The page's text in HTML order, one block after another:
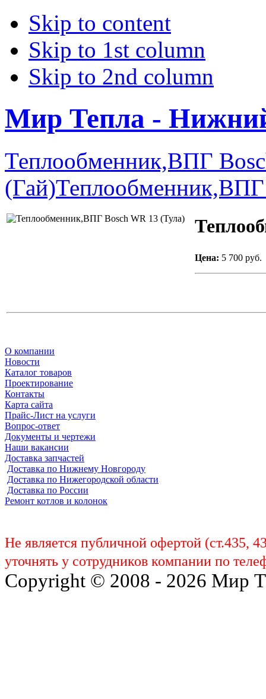
Skip to content
Skip to 1st column
Skip to 2nd column
Мир Тепла -
Теплообменник,ВПГ
(Гай)
Цена: 5 700 руб.
О компании
Новости
Каталог товаров
Проектирование
Контакты
Карта сайта
Прайс-Лист на услуги
Вопрос-ответ
Документы и чертежи
Наши вакансии
Доставка запчастей
Доставка по Нижнему Новгороду
Доставка по Нижегородской области
Доставка по России
Ремонт котлов и колонок
Не является публичной офертой (ст.435,
уточнять у сотрудников компании по
Copyright © 2008 - 2026 Мир